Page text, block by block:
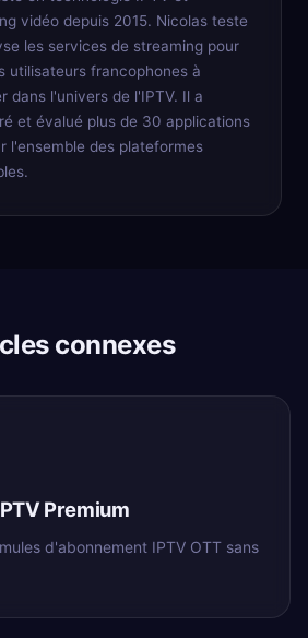
vidéo depuis 2015. Nicolas teste
les services de streaming pour
utilisateurs francophones à
dans l'univers de l'IPTV. Il a
et évalué plus de 30 applications
l'ensemble des plateformes
connexes
Premium
d'abonnement IPTV OTT sans